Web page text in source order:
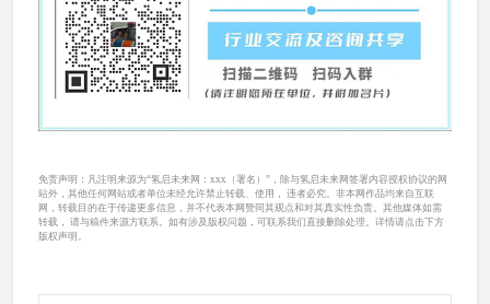
免责声明：凡注明来源为“氢启未来网：xxx（署名）”，除与氢启未来网签署内容授权协议的网
站外，其他任何网站或者单位未经允许禁止转载、使用， 违者必究。非本网作品均来自互联
网，转载目的在于传递更多信息，并不代表本网赞同其观点和对其真实性负责。其他媒体如需
转载， 请与稿件来源方联系。如有涉及版权问题，可联系我们直接删除处理。详情请点击下方
版权声明。